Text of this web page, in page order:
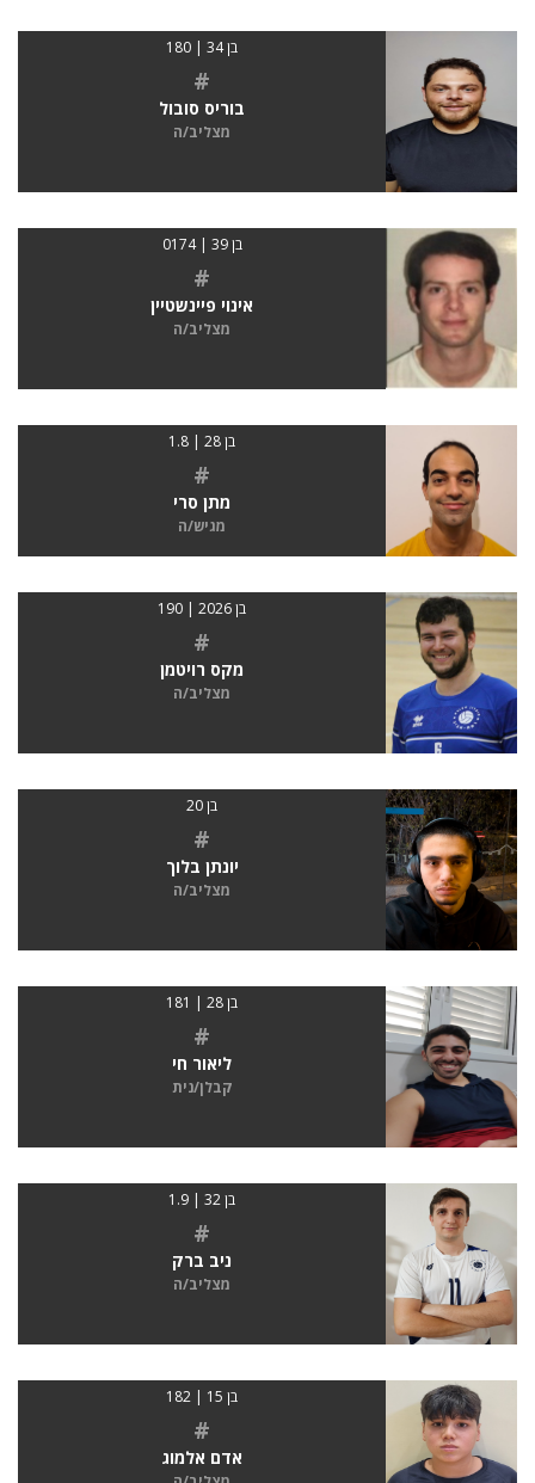
בן 34 | 180
#
בוריס סובול
מצליב/ה
בן 39 | 0174
#
אינוי פיינשטיין
מצליב/ה
בן 28 | 1.8
#
מתן סרי
מגיש/ה
בן 2026 | 190
#
מקס רויטמן
מצליב/ה
בן 20
#
יונתן בלוך
מצליב/ה
בן 28 | 181
#
ליאור חי
קבלן/נית
בן 32 | 1.9
#
ניב ברק
מצליב/ה
בן 15 | 182
#
אדם אלמוג